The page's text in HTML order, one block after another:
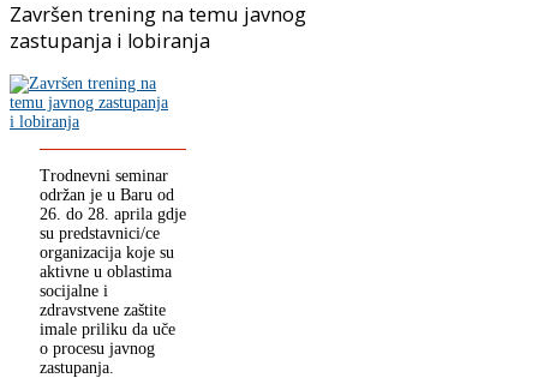
Završen trening na temu javnog
zastupanja i lobiranja
Trodnevni seminar
održan je u Baru od
26. do 28. aprila gdje
su predstavnici/ce
organizacija koje su
aktivne u oblastima
socijalne i
zdravstvene zaštite
imale priliku da uče
o procesu javnog
zastupanja.